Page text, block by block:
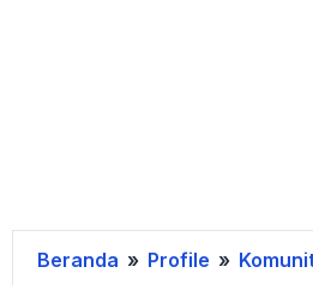
Beranda » Profile »